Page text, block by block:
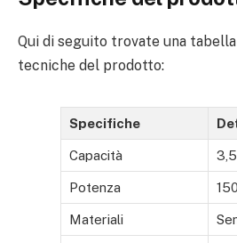
Qui di seguito trovate una
tecniche del prodotto:
Specifiche
Capacità
Potenza
Materiali